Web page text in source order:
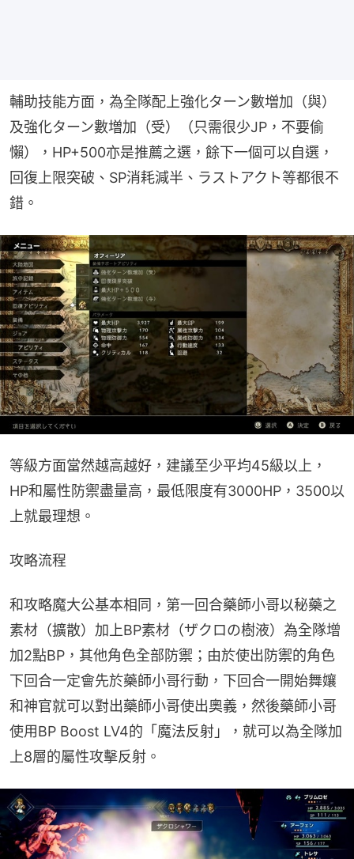
輔助技能方面，為全隊配上強化ターン數増加（與）
及強化ターン數増加（受）（只需很少JP，不要偷
懶），HP+500亦是推薦之選，餘下一個可以自選，
回復上限突破、SP消耗減半、ラストアクト等都很不
錯。
等級方面當然越高越好，建議至少平均45級以上，
HP和屬性防禦盡量高，最低限度有3000HP，3500以
上就最理想。
攻略流程
和攻略魔大公基本相同，第一回合藥師小哥以秘藥之
素材（擴散）加上BP素材（ザクロの樹液）為全隊增
加2點BP，其他角色全部防禦；由於使出防禦的角色
下回合一定會先於藥師小哥行動，下回合一開始舞孃
和神官就可以對出藥師小哥使出奧義，然後藥師小哥
使用BP Boost LV4的「魔法反射」，就可以為全隊加
上8層的屬性攻擊反射。